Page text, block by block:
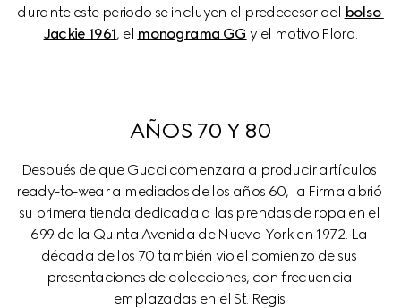
durante este periodo se incluyen el predecesor del bolso
Jackie 1961, el monograma GG y el motivo Flora.
AÑOS 70 Y 80
Después de que Gucci comenzara a producir artículos
ready-to-wear a mediados de los años 60, la Firma abrió
su primera tienda dedicada a las prendas de ropa en el
699 de la Quinta Avenida de Nueva York en 1972. La
década de los 70 también vio el comienzo de sus
presentaciones de colecciones, con frecuencia
emplazadas en el St. Regis.